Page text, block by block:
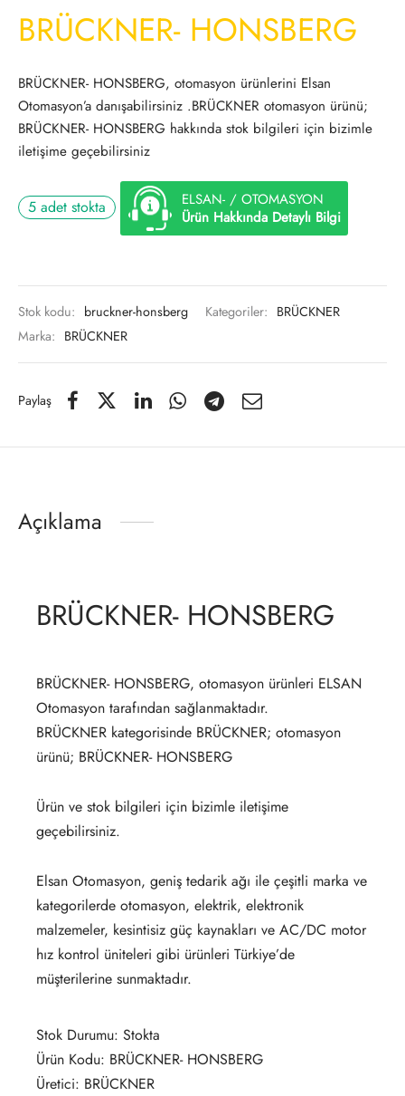
BRÜCKNER- HONSBERG
BRÜCKNER- HONSBERG, otomasyon ürünlerini Elsan
Otomasyon’a danışabilirsiniz .BRÜCKNER otomasyon ürünü;
BRÜCKNER- HONSBERG hakkında stok bilgileri için bizimle
iletişime geçebilirsiniz
5 adet stokta
ELSAN- / OTOMASYON
Ürün Hakkında Detaylı Bilgi
Stok kodu: bruckner-honsberg Kategoriler: BRÜCKNER
Marka: BRÜCKNER
Paylaş
Açıklama
BRÜCKNER- HONSBERG
BRÜCKNER- HONSBERG, otomasyon ürünleri ELSAN
Otomasyon tarafından sağlanmaktadır.
BRÜCKNER kategorisinde BRÜCKNER; otomasyon
ürünü; BRÜCKNER- HONSBERG
Ürün ve stok bilgileri için bizimle iletişime
geçebilirsiniz.
Elsan Otomasyon, geniş tedarik ağı ile çeşitli marka ve
kategorilerde otomasyon, elektrik, elektronik
malzemeler, kesintisiz güç kaynakları ve AC/DC motor
hız kontrol üniteleri gibi ürünleri Türkiye’de
müşterilerine sunmaktadır.
Stok Durumu: Stokta
Ürün Kodu: BRÜCKNER- HONSBERG
Üretici: BRÜCKNER